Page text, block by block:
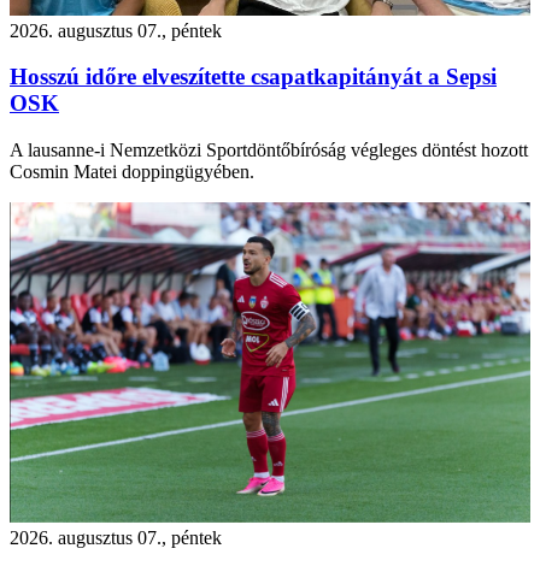
2026. augusztus 07., péntek
Hosszú időre elveszítette csapatkapitányát a Sepsi
OSK
A lausanne-i Nemzetközi Sportdöntőbíróság végleges döntést hozott
Cosmin Matei doppingügyében.
2026. augusztus 07., péntek